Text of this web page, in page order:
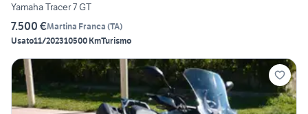
Yamaha Tracer 7 GT
7.500 €Martina Franca (TA)
Usato11/202310500 KmTurismo